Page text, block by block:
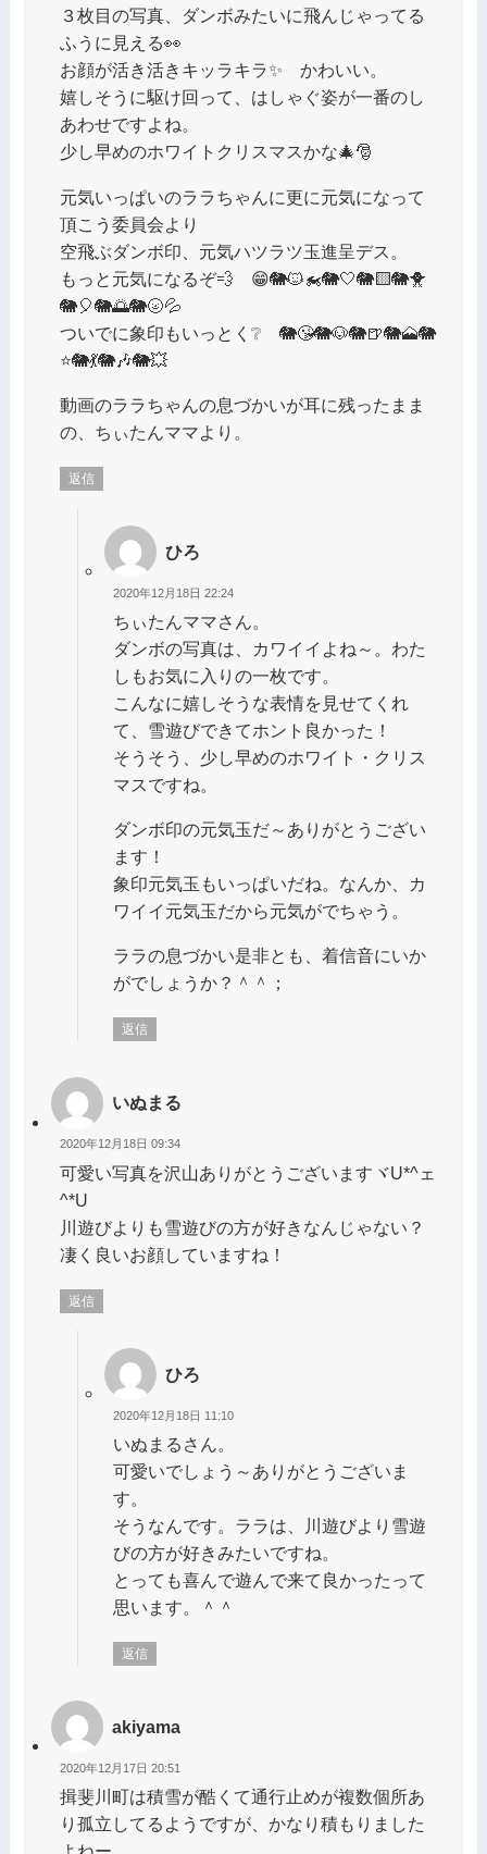
３枚目の写真、ダンボみたいに飛んじゃってる
ふうに見える👀
お顔が活き活きキッラキラ✨ かわいい。
嬉しそうに駆け回って、はしゃぐ姿が一番のし
あわせですよね。
少し早めのホワイトクリスマスかな🎄🎅
元気いっぱいのララちゃんに更に元気になって
頂こう委員会より
空飛ぶダンボ印、元気ハツラツ玉進呈デス。
もっと元気になるぞ💨 😁🐘🐱‍🏍🐘🤍🐘🟨🐘🐥
🐘🎈🐘🌅🐘🌝💦
ついでに象印もいっとく❔ 🐘😘🐘🐶🐘🍺🐘🗻🐘
⭐🐘💃🐘🎶🐘💥
動画のララちゃんの息づかいが耳に残ったまま
の、ちぃたんママより。
返信
ひろ
2020年12月18日 22:24
ちぃたんママさん。
ダンボの写真は、カワイイよね～。わた
しもお気に入りの一枚です。
こんなに嬉しそうな表情を見せてくれ
て、雪遊びできてホント良かった！
そうそう、少し早めのホワイト・クリス
マスですね。
ダンボ印の元気玉だ～ありがとうござい
ます！
象印元気玉もいっぱいだね。なんか、カ
ワイイ元気玉だから元気がでちゃう。
ララの息づかい是非とも、着信音にいか
がでしょうか？＾＾；
返信
いぬまる
2020年12月18日 09:34
可愛い写真を沢山ありがとうございますヾU*^ェ
^*Uゝ
川遊びよりも雪遊びの方が好きなんじゃない？
凄く良いお顔していますね！
返信
ひろ
2020年12月18日 11:10
いぬまるさん。
可愛いでしょう～ありがとうございま
す。
そうなんです。ララは、川遊びより雪遊
びの方が好きみたいですね。
とっても喜んで遊んで来て良かったって
思います。＾＾
返信
akiyama
2020年12月17日 20:51
揖斐川町は積雪が酷くて通行止めが複数個所あ
り孤立してるようですが、かなり積もりました